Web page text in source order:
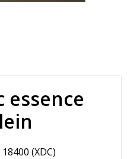
essence
18400 (XDC)